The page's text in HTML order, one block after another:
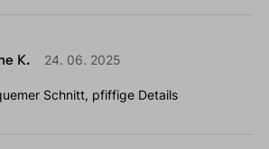
K. 24. 06. 2025
Schnitt, pfiffige Details